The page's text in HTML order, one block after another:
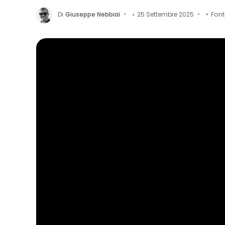
Di Giuseppe Nebbiai 25 Settembre 2025